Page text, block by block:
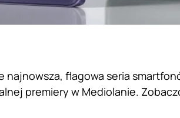
najnowsza, flagowa seria
premiery w Mediolanie.